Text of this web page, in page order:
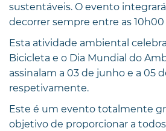
sustentáveis. O evento
decorrer sempre entre as 10h00
Esta atividade ambiental
Bicicleta e o Dia Mundial do
assinalam a 03 de junho e a 05
respetivamente.
Este é um evento totalmente
objetivo de proporcionar a